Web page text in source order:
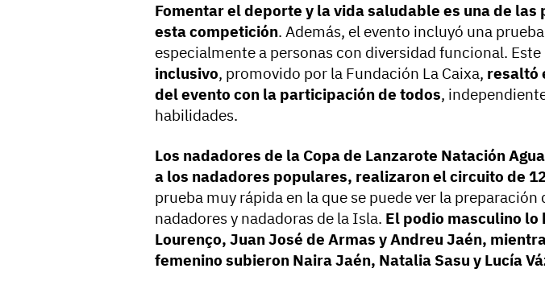
Fomentar el deporte y la vida saludable es una de las
esta competición. Además, el evento incluyó una
especialmente a personas con diversidad funcional. Este
inclusivo, promovido por la Fundación La Caixa, resaltó
del evento con la participación de todos,
habilidades.
Los nadadores de la Copa de Lanzarote Natación
a los nadadores populares, realizaron el circuito de
prueba muy rápida en la que se puede ver la preparación
nadadores y nadadoras de la Isla. El podio masculino lo
Lourenço, Juan José de Armas y Andreu Jaén,
femenino subieron Naira Jaén, Natalia Sasu y Lucía